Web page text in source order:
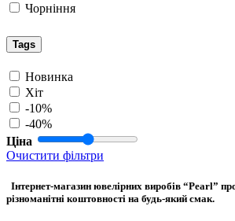
Чорніння
Tags
Новинка
Хіт
-10%
-40%
Ціна
Очистити фільтри
Інтернет-магазин ювелірних виробів “Pearl”
різноманітні коштовності на будь-який смак.